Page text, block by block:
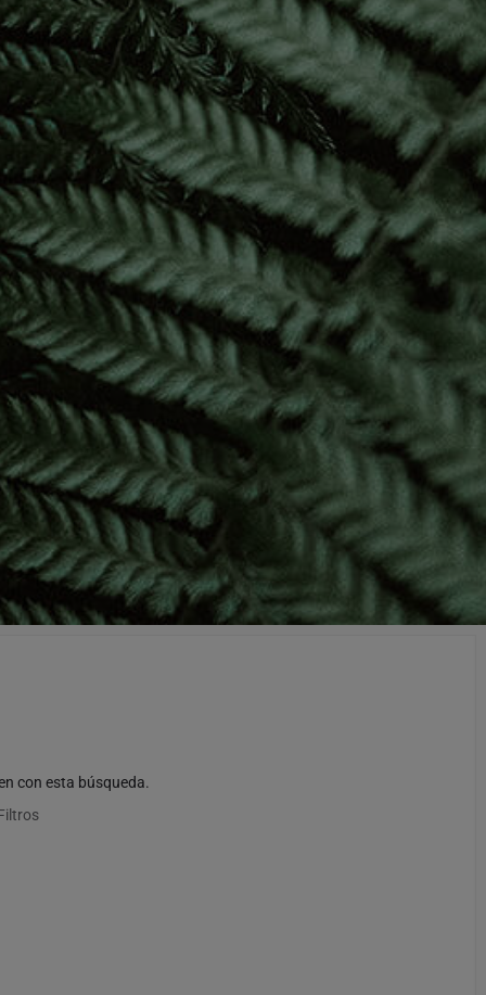
con esta búsqueda.